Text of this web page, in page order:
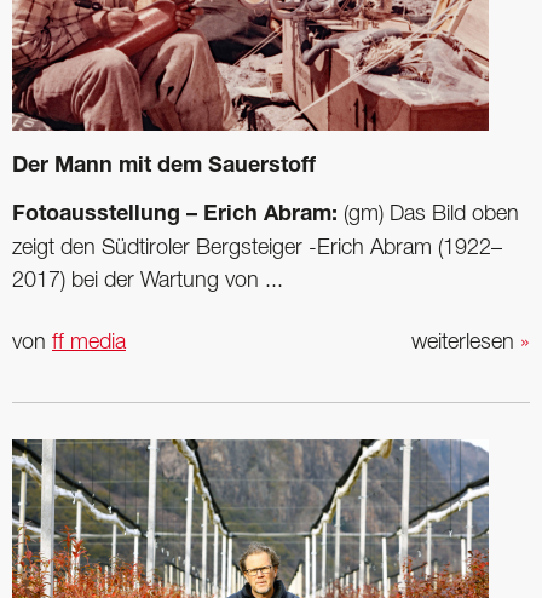
Der Mann mit dem Sauerstoff
Fotoausstellung – Erich Abram: (gm) Das Bild oben
zeigt den Südtiroler Bergsteiger -Erich Abram (1922–
2017) bei der Wartung von ...
weiterlesen »
von ff media